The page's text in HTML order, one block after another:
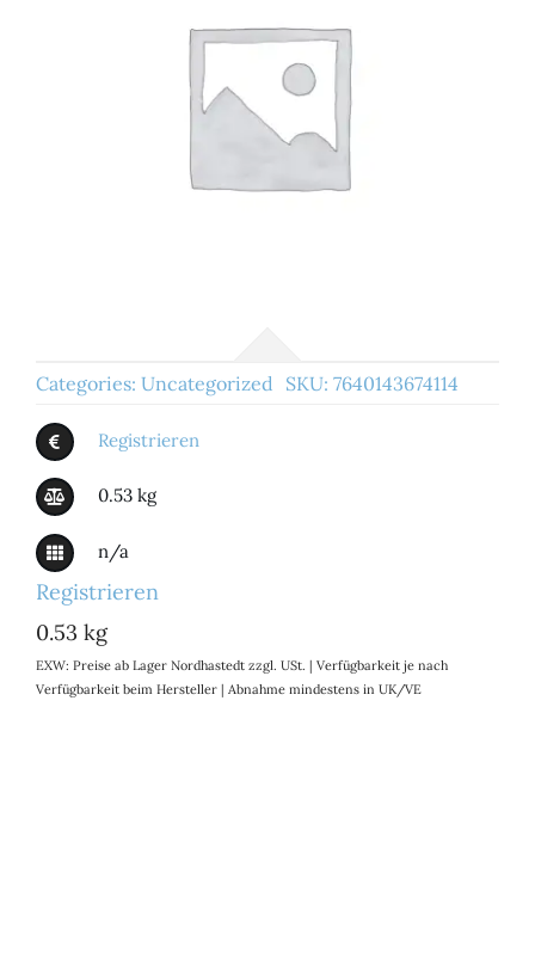
Categories: Uncategorized SKU: 7640143674114
Registrieren
0.53 kg
n/a
Registrieren
0.53 kg
EXW: Preise ab Lager Nordhastedt zzgl. USt. | Verfügbarkeit je nach
Verfügbarkeit beim Hersteller | Abnahme mindestens in UK/VE